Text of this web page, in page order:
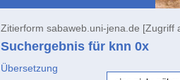
Zitierform sabaweb.uni-jena.de [Zugriff
Suchergebnis für knn 0x
Übersetzung